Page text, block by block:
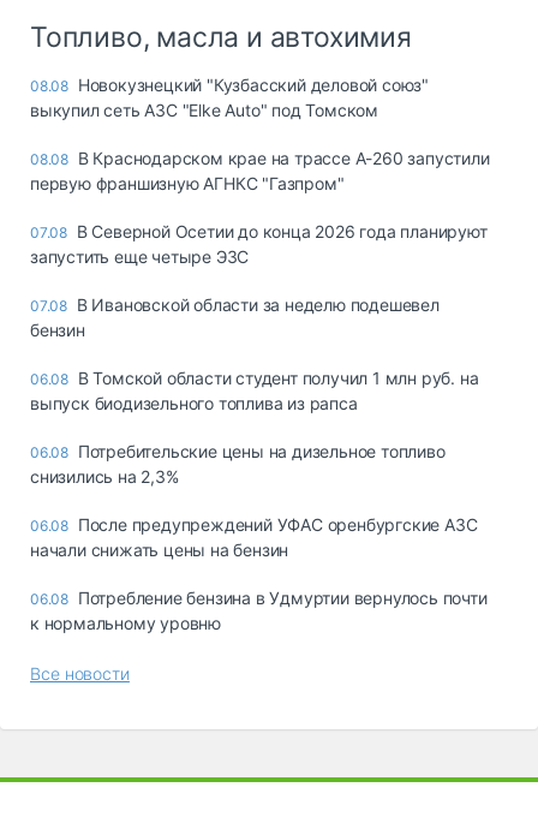
Топливо, масла и автохимия
08.08 Новокузнецкий "Кузбасский деловой союз"
выкупил сеть АЗС "Elke Auto" под Томском
08.08 В Краснодарском крае на трассе А-260 запустили
первую франшизную АГНКС "Газпром"
07.08 В Северной Осетии до конца 2026 года планируют
запустить еще четыре ЭЗС
07.08 В Ивановской области за неделю подешевел
бензин
06.08 В Томской области студент получил 1 млн руб. на
выпуск биодизельного топлива из рапса
06.08 Потребительские цены на дизельное топливо
снизились на 2,3%
06.08 После предупреждений УФАС оренбургские АЗС
начали снижать цены на бензин
06.08 Потребление бензина в Удмуртии вернулось почти
к нормальному уровню
Все новости